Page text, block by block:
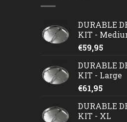
DURABLE
KIT -
€59,95
DURABLE
KIT - Large
€61,95
DURABLE
KIT - XL